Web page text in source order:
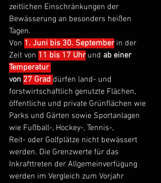
zeitlichen Einschränkungen der
Bewässerung an besonders heißen
Tagen.
Von 1. Juni bis 30. September in der
Zeit von 11 bis 17 Uhr und ab einer
Temperatur
von 27 Grad dürfen land- und
forstwirtschaftlich genutzte Flächen,
öffentliche und private Grünflächen wie
Parks und Gärten sowie Sportanlagen
wie Fußball-, Hockey-, Tennis-,
Reit- oder Golfplätze nicht bewässert
werden. Die Grenzwerte für das
Inkrafttreten der Allgemeinverfügung
werden im Vergleich zum Vorjahr